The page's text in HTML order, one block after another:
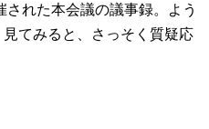
れた本会議の議事録。よう
てみると、さっそく質疑応